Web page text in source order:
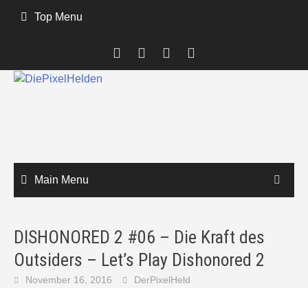
Top Menu
Main Menu
DISHONORED 2 #06 – Die Kraft des
Outsiders – Let’s Play Dishonored 2
November 16, 2016 DerPixelHeld